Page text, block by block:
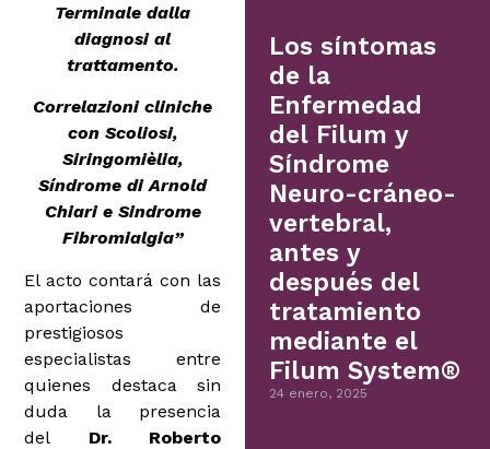
Terminale dalla
diagnosi al
trattamento.
Correlazioni cliniche
con Scoliosi,
Siringomièlia,
Síndrome di Arnold
Chiari e Sindrome
Fibromialgia”
El acto contará con las
aportaciones de
prestigiosos
especialistas entre
quienes destaca sin
duda la presencia
del Dr. Roberto
Los síntomas
de la
Enfermedad
del Filum y
Síndrome
Neuro-cráneo-
vertebral,
antes y
después del
tratamiento
mediante el
Filum System®
24 enero, 2025